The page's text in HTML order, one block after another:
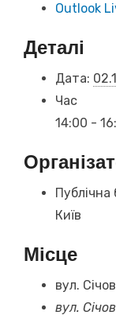
Outlook
Деталі
Дата:
Час
14:00 -
Публічна
Київ
Місце
вул.
вул.